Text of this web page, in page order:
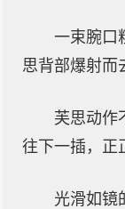
一束腕口
思背部爆射而
芙思动作
往下一插，正
光滑如镜